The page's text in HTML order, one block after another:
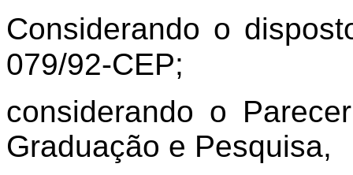
Considerando o
079/92-CEP;
considerando o
Graduação e Pesquisa,